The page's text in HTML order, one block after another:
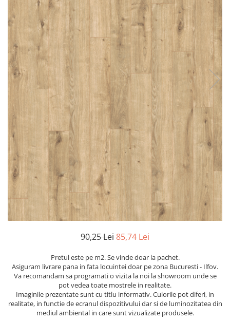
River 12 mm
Timeless 12mm
Woodstock 8mm
Woodstock PRO 8mm
Woodstock XL 10mm
Woodstock XL 8mm
ADO Floor - SPC
Finsa - Laminat
Finfloor 12mm
Finfloor XL 10mm
Style 8mm
Supreme 8mm
Kaindl - Laminat
Kronotex - Laminat
Advanced 8 mm
Amazone 10 mm
Herringbone 8 mm
Mammut 12 mm
Progress 10 mm
Robusto 12 mm
90,25 Lei85,74 Lei
Pretul este pe m2. Se vinde doar la pachet.
Asiguram livrare pana in fata locuintei doar pe zona Bucuresti - Ilfov.
Va recomandam sa programati o vizita la noi la showroom unde se
pot vedea toate mostrele in realitate.
Imaginile prezentate sunt cu titlu informativ. Culorile pot diferi, in
realitate, in functie de ecranul dispozitivului dar si de luminozitatea din
mediul ambiental in care sunt vizualizate produsele.